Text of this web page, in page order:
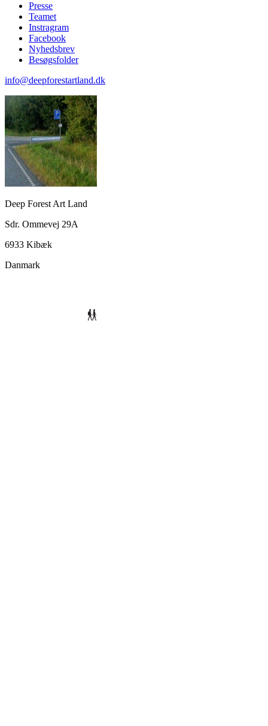
Presse
Teamet
Instragram
Facebook
Nyhedsbrev
Besøgsfolder
info@deepforestartland.dk
Deep Forest Art Land
Sdr. Ommevej 29A
6933 Kibæk
Danmark